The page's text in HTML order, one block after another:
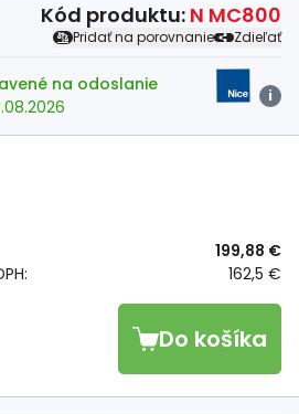
Kód produktu: N MC800
Pridať na porovnanie Zdieľať
na odoslanie
i
162,5 €
199,88 €
Do košíka